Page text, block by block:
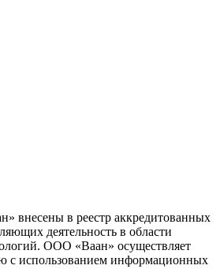
внесены в реестр аккредитованных
деятельность в области
ООО «Ваан» осуществляет
с использованием информационных